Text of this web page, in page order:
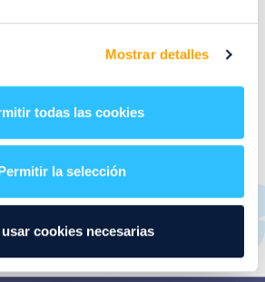
Mostrar detalles
todas las cookies
la selección
cookies necesarias
marcas. Sus datos de contacto y
los restaurantes para que
desplegable para navegar por